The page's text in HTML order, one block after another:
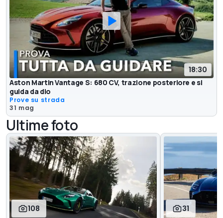
18:30
Aston Martin Vantage S: 680 CV, trazione posteriore e si
guida da dio
Prove su strada
31 mag
Ultime foto
108 31